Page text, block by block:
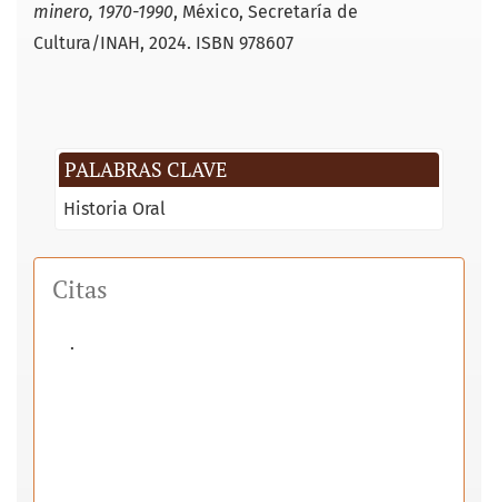
PALABRAS CLAVE
Historia Oral
minero, 1970-1990, México, Secretaría de
Cultura/INAH, 2024. ISBN 978607
Citas
.